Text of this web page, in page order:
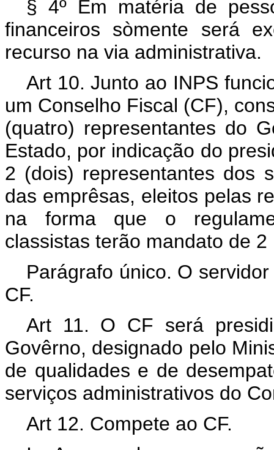
§ 4º Em matéria de
financeiros sòmente será
recurso na via administrativa.
Art 10. Junto ao INPS
um Conselho Fiscal (CF),
(quatro) representantes do
Estado, por indicação do
2 (dois) representantes dos
das emprêsas, eleitos pelas
na forma que o
classistas terão mandato de
Parágrafo único. O
CF.
Art 11. O CF será
Govêrno, designado pelo
de qualidades e de
serviços administrativos do
Art 12. Compete ao CF.